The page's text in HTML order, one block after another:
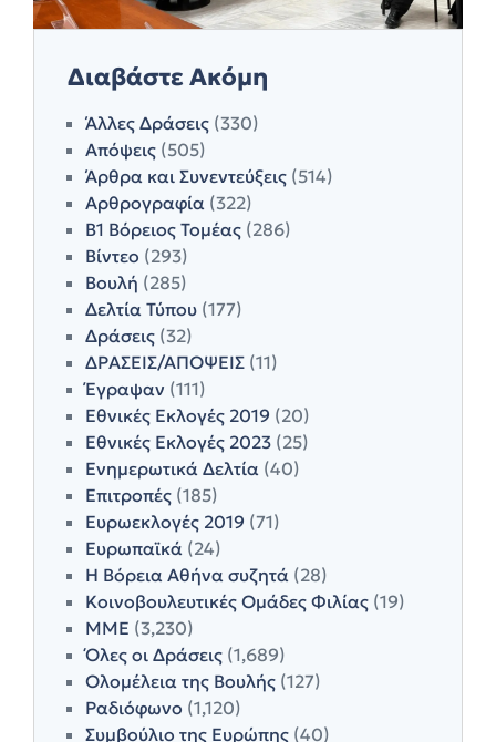
Διαβάστε Ακόμη
Άλλες Δράσεις (330)
Απόψεις (505)
Άρθρα και Συνεντεύξεις (514)
Αρθρογραφία (322)
Β1 Βόρειος Τομέας (286)
Βίντεο (293)
Βουλή (285)
Δελτία Τύπου (177)
Δράσεις (32)
ΔΡΑΣΕΙΣ/ΑΠΟΨΕΙΣ (11)
Έγραψαν (111)
Εθνικές Εκλογές 2019 (20)
Εθνικές Εκλογές 2023 (25)
Ενημερωτικά Δελτία (40)
Επιτροπές (185)
Ευρωεκλογές 2019 (71)
Ευρωπαϊκά (24)
Η Βόρεια Αθήνα συζητά (28)
Κοινοβουλευτικές Ομάδες Φιλίας (19)
ΜΜΕ (3,230)
Όλες οι Δράσεις (1,689)
Ολομέλεια της Βουλής (127)
Ραδιόφωνο (1,120)
Συμβούλιο της Ευρώπης (40)